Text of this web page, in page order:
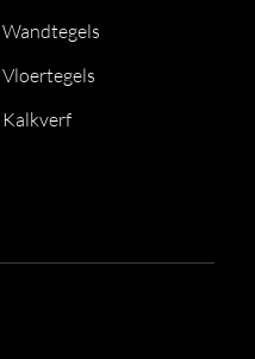
Wandtegels
Vloertegels
Kalkverf